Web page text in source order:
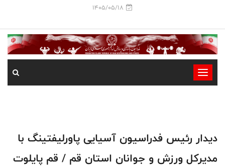
1405/05/18
-
-
-
-
دیدار رئیس فدراسیون آسیایی پاورلیفتینگ با
مدیرکل ورزش و جوانان استان قم / قم پایلوت